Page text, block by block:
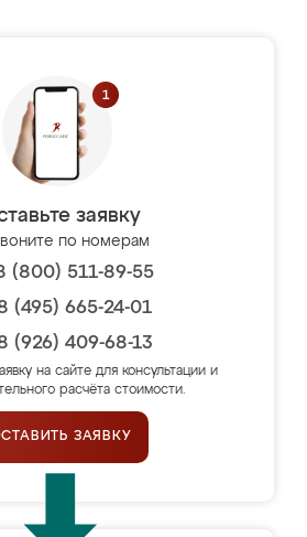
заявку
по номерам
(800) 511-89-55
(495) 665-24-01
(926) 409-68-13
на сайте для консультации и
расчёта стоимости.
ЗАЯВКУ